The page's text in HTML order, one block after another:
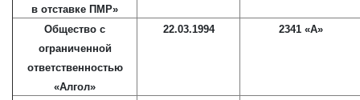
в отставке ПМР»
Общество с
ограниченной
ответственностью
«Алгол»
22.03.1994 2341 «А»